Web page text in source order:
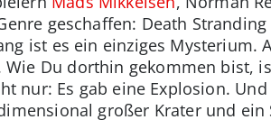
geschaffen: Death
ist es ein einziges Mysterium.
Du dorthin gekommen bist,
nur: Es gab eine Explosion.
großer Krater und